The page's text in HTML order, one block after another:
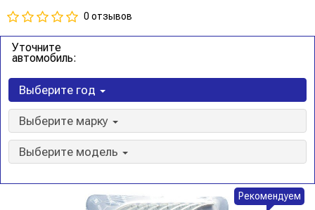
0 отзывов
Уточните
автомобиль:
Выберите год
Выберите марку
Выберите модель
Рекомендуем